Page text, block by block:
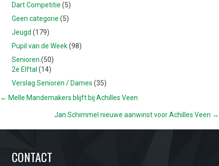
Dart Competitie (5)
Geen categorie (5)
Jeugd (179)
Pupil van de Week(98)
Senioren (50)
2e Elftal (14)
Verslag Senioren / Dames (35)
POSTS
NAVIGATION
← Melle Mandemakers blijft bij Achilles Veen
Jan Schimmel nieuwe aanwinst voor Achilles Veen →
CONTACT